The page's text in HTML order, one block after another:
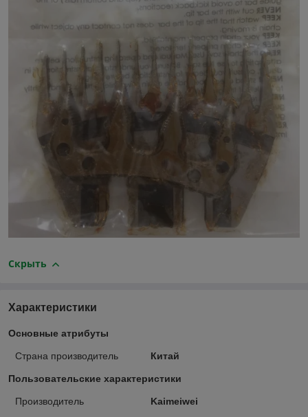
Скрыть
Характеристики
Основные атрибуты
Страна производитель Китай
Пользовательские характеристики
Производитель Kaimeiwei